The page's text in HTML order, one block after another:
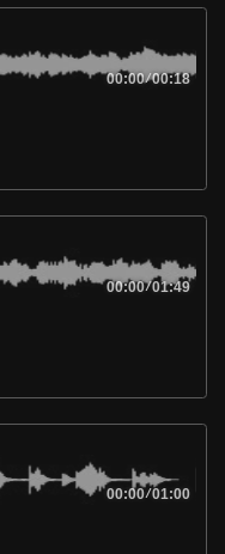
00:00/00:18
00:00/01:49
00:00/01:00